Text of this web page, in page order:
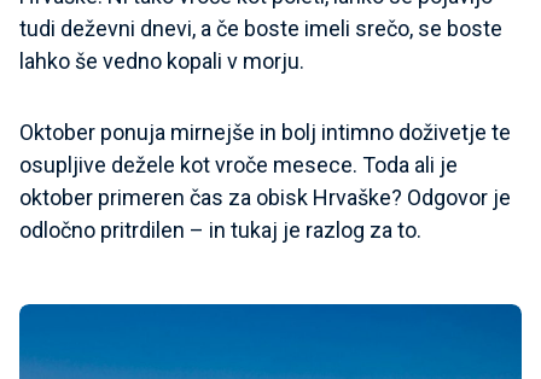
tudi deževni dnevi, a če boste imeli srečo, se boste
lahko še vedno kopali v morju.
Oktober ponuja mirnejše in bolj intimno doživetje te
osupljive dežele kot vroče mesece. Toda ali je
oktober primeren čas za obisk Hrvaške? Odgovor je
odločno pritrdilen – in tukaj je razlog za to.